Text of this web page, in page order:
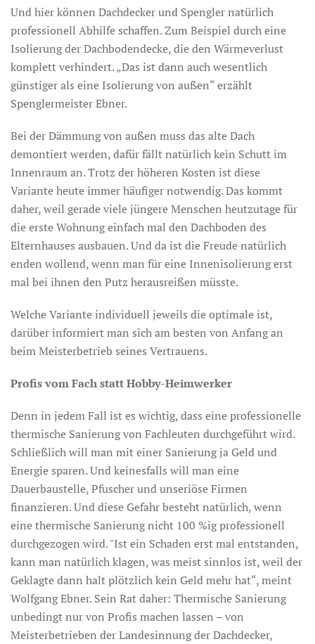
Und hier können Dachdecker und Spengler natürlich
professionell Abhilfe schaffen. Zum Beispiel durch eine
Isolierung der Dachbodendecke, die den Wärmeverlust
komplett verhindert. „Das ist dann auch wesentlich
günstiger als eine Isolierung von außen“ erzählt
Spenglermeister Ebner.
Bei der Dämmung von außen muss das alte Dach
demontiert werden, dafür fällt natürlich kein Schutt im
Innenraum an. Trotz der höheren Kosten ist diese
Variante heute immer häufiger notwendig. Das kommt
daher, weil gerade viele jüngere Menschen heutzutage für
die erste Wohnung einfach mal den Dachboden des
Elternhauses ausbauen. Und da ist die Freude natürlich
enden wollend, wenn man für eine Innenisolierung erst
mal bei ihnen den Putz herausreißen müsste.
Welche Variante individuell jeweils die optimale ist,
darüber informiert man sich am besten von Anfang an
beim Meisterbetrieb seines Vertrauens.
Profis vom Fach statt Hobby-Heimwerker
Denn in jedem Fall ist es wichtig, dass eine professionelle
thermische Sanierung von Fachleuten durchgeführt wird.
Schließlich will man mit einer Sanierung ja Geld und
Energie sparen. Und keinesfalls will man eine
Dauerbaustelle, Pfuscher und unseriöse Firmen
finanzieren. Und diese Gefahr besteht natürlich, wenn
eine thermische Sanierung nicht 100 %ig professionell
durchgezogen wird. "Ist ein Schaden erst mal entstanden,
kann man natürlich klagen, was meist sinnlos ist, weil der
Geklagte dann halt plötzlich kein Geld mehr hat“, meint
Wolfgang Ebner. Sein Rat daher: Thermische Sanierung
unbedingt nur von Profis machen lassen – von
Meisterbetrieben der Landesinnung der Dachdecker,